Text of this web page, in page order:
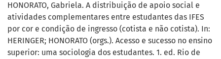
HONORATO, Gabriela. A distribuição de apoio social e
atividades complementares entre estudantes das IFES
por cor e condição de ingresso (cotista e não cotista). In:
HERINGER; HONORATO (orgs.). Acesso e sucesso no ensino
superior: uma sociologia dos estudantes. 1. ed. Rio de